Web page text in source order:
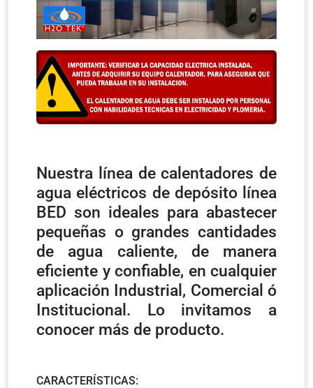
Nuestra línea de calentadores de
agua eléctricos de depósito línea
BED son ideales para abastecer
pequeñas o grandes cantidades
de agua caliente, de manera
eficiente y confiable, en cualquier
aplicación Industrial, Comercial ó
Institucional. Lo invitamos a
conocer más de producto.
CARACTERÍSTICAS: